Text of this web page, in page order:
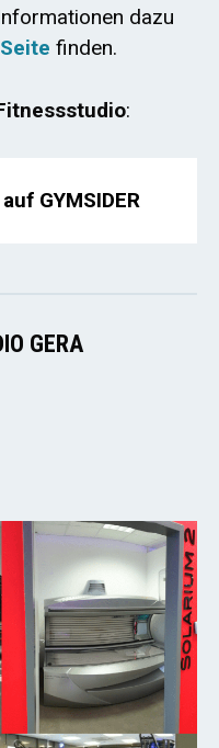
dazu
finden.
:
GYMSIDER
GERA